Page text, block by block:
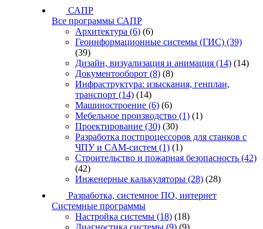
САПР
Все программы САПР
Архитектура (6) (6)
Геоинформационные системы (ГИС) (39)
(39)
Дизайн, визуализация и анимация (14) (14)
Документооборот (8) (8)
Инфраструктура: изыскания, генплан,
транспорт (14) (14)
Машиностроение (6) (6)
Мебельное производство (1) (1)
Проектирование (30) (30)
Разработка постпроцессоров для станков с
ЧПУ и CAM-систем (1) (1)
Строительство и пожарная безопасность (42)
(42)
Инженерные калькуляторы (28) (28)
Разработка, системное ПО, интернет
Системные программы
Настройка системы (18) (18)